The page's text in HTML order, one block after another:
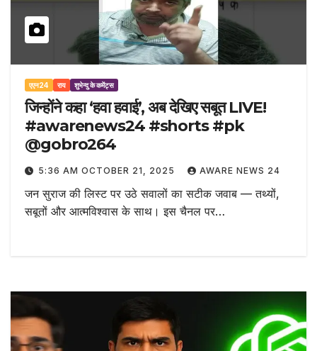
एएन24 राय शुभेन्दु के कमेंट्स
जिन्होंने कहा ‘हवा हवाई’, अब देखिए सबूत LIVE!
#awarenews24 #shorts #pk
@gobro264
5:36 AM OCTOBER 21, 2025 AWARE NEWS 24
जन सुराज की लिस्ट पर उठे सवालों का सटीक जवाब — तथ्यों,
सबूतों और आत्मविश्वास के साथ। इस चैनल पर…